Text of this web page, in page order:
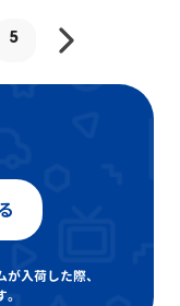
5
入荷した際、